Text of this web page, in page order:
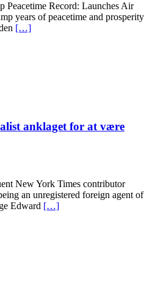
Peacetime Record: Launches Air
years of peacetime and prosperity
[…]
anklaget for at være
New York Times contributor
an unregistered foreign agent of
Edward […]